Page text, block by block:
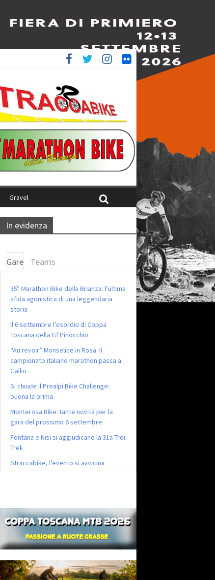
Gravel
In evidenza
Gare Teams
35ª Marathon Bike della Brianza: l’ultima
sfida agonistica di una leggendaria
storia
Il 6 settembre l’esordio di Coppa
Toscana della Gf Pinocchio
“Au revoir” Monselice in Rosa. Il
campionato italiano marathon passa a
Gallio
Si chiude il Prealpi Bike Challenge:
buona la prima
Monterosa Bike: tante novità per la
gara del prossimo 6 settembre
Fontana e Nisi si aggiudicano la 31a Troi
Trek
Straccabike, l’evento si avvicina